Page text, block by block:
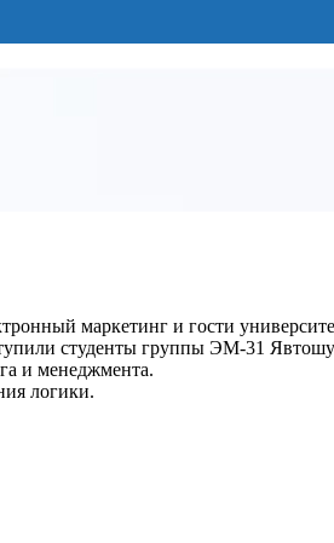
маркетинг и гости
студенты группы ЭМ-31
и менеджмента.
логики.